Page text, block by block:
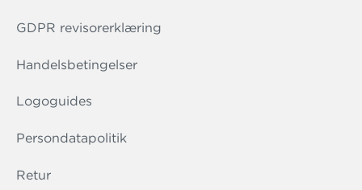
GDPR revisorerklæring
Handelsbetingelser
Logoguides
Persondatapolitik
Retur